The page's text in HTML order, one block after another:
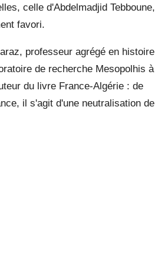
celle d'Abdelmadjid Tebboune,
favori.
professeur agrégé en histoire
de recherche Mesopolhis à
du livre France-Algérie : de
il s'agit d'une neutralisation de